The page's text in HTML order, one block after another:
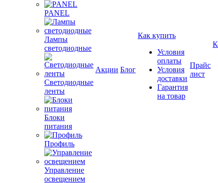
PANEL
Лампы
светодиодные
Светодиодные
ленты
Блоки
питания
Профиль
Управление
освещением
Акции Блог
Как купить
Условия
оплаты
Условия
доставки
Гарантия
на товар
Прайс
лист